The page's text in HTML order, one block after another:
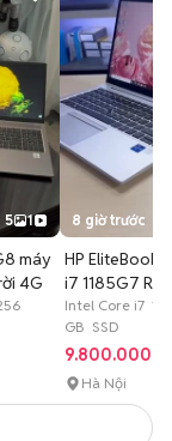
5 1
máy
4G
8 giờ trước
HP EliteBook
i7 1185G7
14"FHD
Intel Core i7 16
GB SSD
9.800.000 đ
Hà Nội